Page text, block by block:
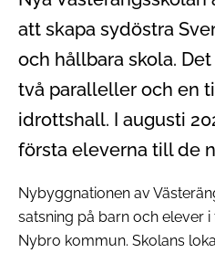
att skapa sydöstra
och hållbara skola.
två paralleller och en
idrottshall. I augusti
första eleverna till de
Nybyggnationen av
satsning på barn och elever
Nybro kommun. Skolans